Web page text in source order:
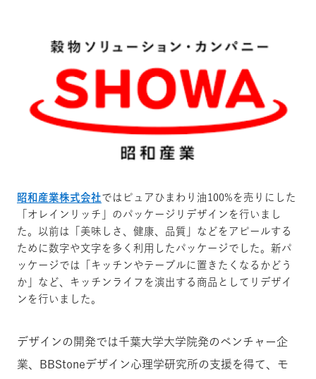
昭和産業株式会社ではピュアひまわり油100%を売りにした
「オレインリッチ」のパッケージリデザインを行いまし
た。
以前は「美味しさ、健康、品質」などをアピールする
ために数字や文字を多く利用したパッケージでした。新パ
ッケージでは「キッチンやテーブルに置きたくなるかどう
か」など、キッチンライフを演出する商品としてリデザイ
ンを行いました。
デザインの開発では千葉大学大学院発のベンチャー企
業、BBStoneデザイン心理学研究所の支援を得て
モ